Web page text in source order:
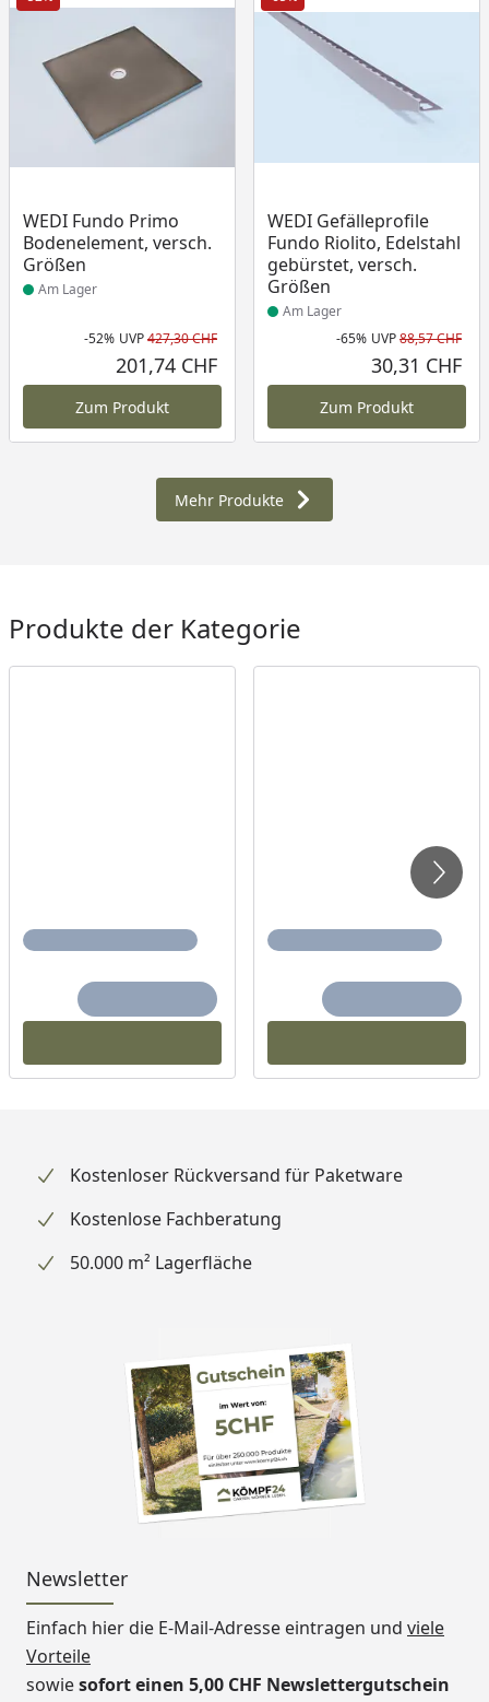
WEDI Fundo Primo
Bodenelement, versch.
Größen
Produkt am Lager
Am Lager
Rabatt in Prozent
-52%
Ursprünglicher Preis
UVP427,30 CHF
201,74 CHF
Zum Produkt
WEDI Gefälleprofile
Fundo Riolito, Edelstahl
gebürstet, versch.
Größen
Produkt am Lager
Am Lager
-65% UVP88,57 CHF
30,31 CHF
Zum Produkt
Mehr Produkte
Produkte der Kategorie
Kostenloser Rückversand für Paketware
Kostenlose Fachberatung
50.000 m² Lagerfläche
Newsletter
Einfach hier die E-Mail-Adresse eintragen und viele
Vorteile
sowiesofort einen 5,00 CHF Newslettergutschein